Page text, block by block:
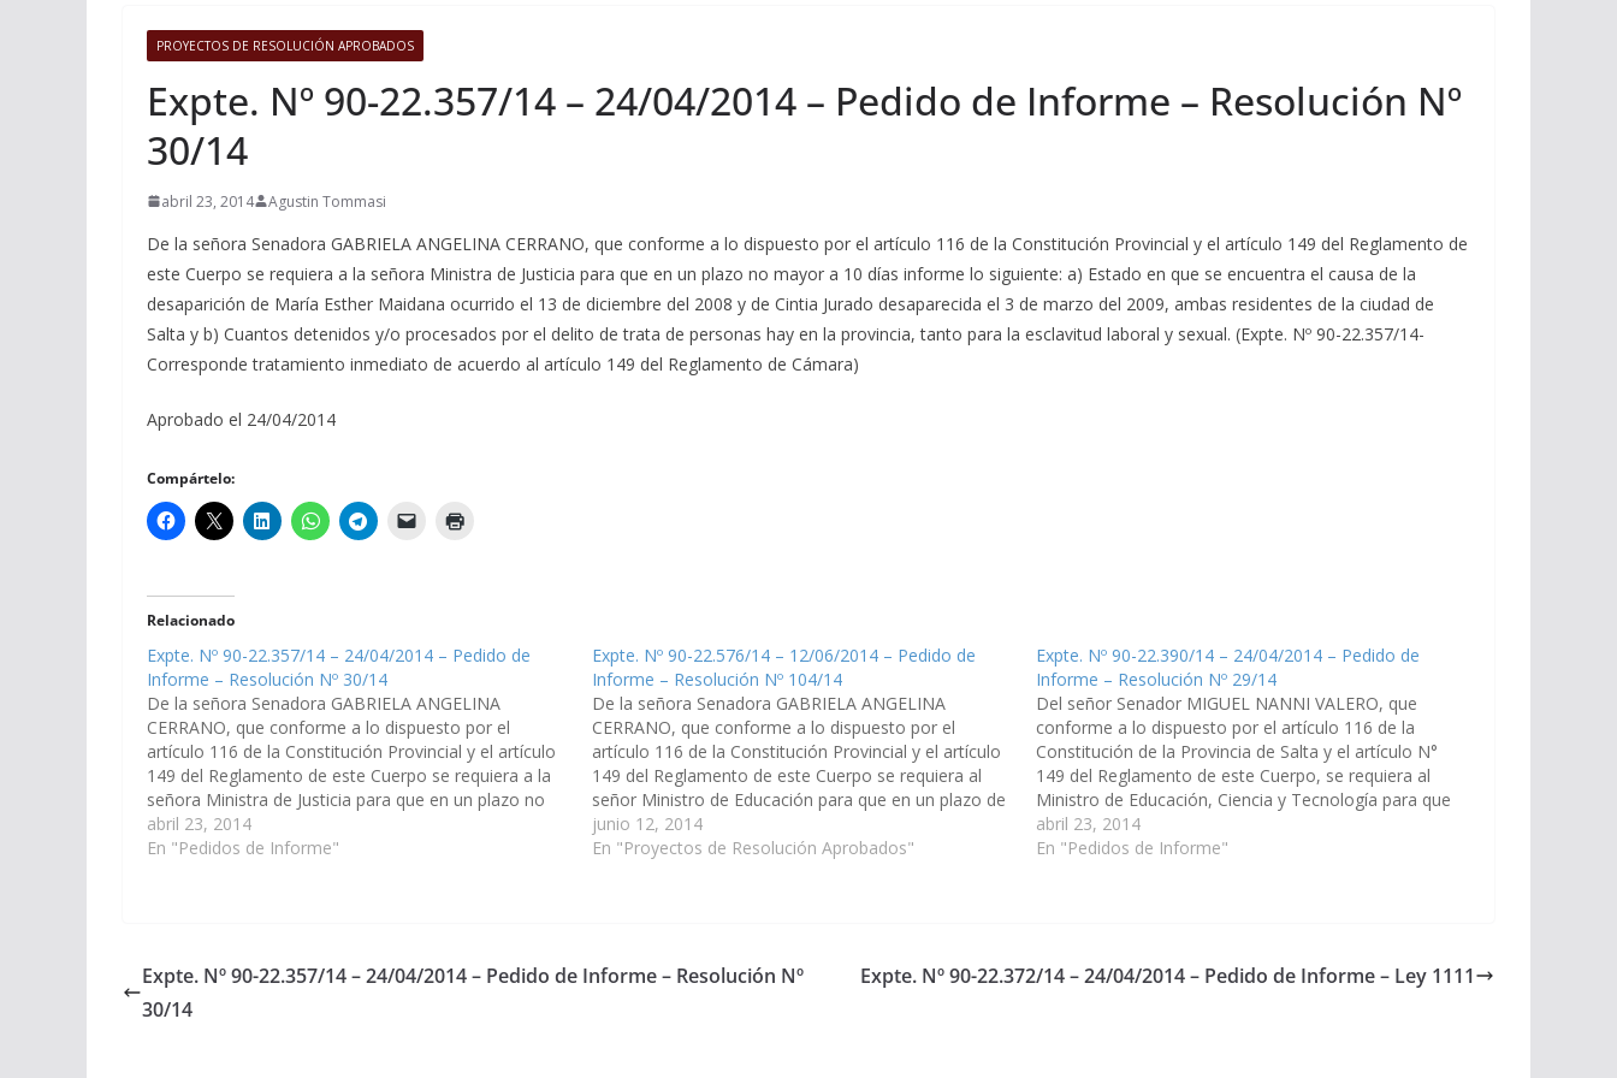
PROYECTOS DE RESOLUCIÓN APROBADOS
Expte. Nº 90-22.357/14 – 24/04/2014 – Pedido de Informe – Resolución Nº
30/14
abril 23, 2014 Agustin Tommasi
De la señora Senadora GABRIELA ANGELINA CERRANO, que conforme a lo dispuesto por el artículo 116 de la Constitución Provincial y el artículo 149 del Reglamento de
este Cuerpo se requiera a la señora Ministra de Justicia para que en un plazo no mayor a 10 días informe lo siguiente: a) Estado en que se encuentra el causa de la
desaparición de María Esther Maidana ocurrido el 13 de diciembre del 2008 y de Cintia Jurado desaparecida el 3 de marzo del 2009, ambas residentes de la ciudad de
Salta y b) Cuantos detenidos y/o procesados por el delito de trata de personas hay en la provincia, tanto para la esclavitud laboral y sexual. (Expte. Nº 90-22.357/14-
Corresponde tratamiento inmediato de acuerdo al artículo 149 del Reglamento de Cámara)
Aprobado el 24/04/2014
Compártelo:
Relacionado
Expte. Nº 90-22.357/14 – 24/04/2014 – Pedido de
Informe – Resolución Nº 30/14
De la señora Senadora GABRIELA ANGELINA
CERRANO, que conforme a lo dispuesto por el
artículo 116 de la Constitución Provincial y el artículo
149 del Reglamento de este Cuerpo se requiera a la
señora Ministra de Justicia para que en un plazo no
mayor a 10 días informe lo siguiente:…
abril 23, 2014
En "Pedidos de Informe"
Expte. Nº 90-22.576/14 – 12/06/2014 – Pedido de
Informe – Resolución Nº 104/14
De la señora Senadora GABRIELA ANGELINA
CERRANO, que conforme a lo dispuesto por el
artículo 116 de la Constitución Provincial y el artículo
149 del Reglamento de este Cuerpo se requiera al
señor Ministro de Educación para que en un plazo de
5 (cinco) días asista a esta Cámara e…
junio 12, 2014
En "Proyectos de Resolución Aprobados"
Expte. Nº 90-22.390/14 – 24/04/2014 – Pedido de
Informe – Resolución Nº 29/14
Del señor Senador MIGUEL NANNI VALERO, que
conforme a lo dispuesto por el artículo 116 de la
Constitución de la Provincia de Salta y el artículo N°
149 del Reglamento de este Cuerpo, se requiera al
Ministro de Educación, Ciencia y Tecnología para que
en un plazo de cinco (5)…
abril 23, 2014
En "Pedidos de Informe"
Expte. Nº 90-22.357/14 – 24/04/2014 – Pedido de Informe – Resolución Nº
30/14
Expte. Nº 90-22.372/14 – 24/04/2014 – Pedido de Informe – Ley 1111